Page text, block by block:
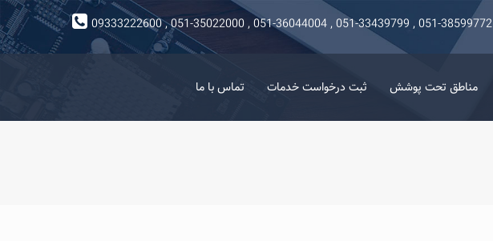
09333222600 , 051-35022000 , 051-36044004 , 051-33439799 , 051-38599772
مناطق تحت پوشش ثبت درخواست خدمات تماس با ما